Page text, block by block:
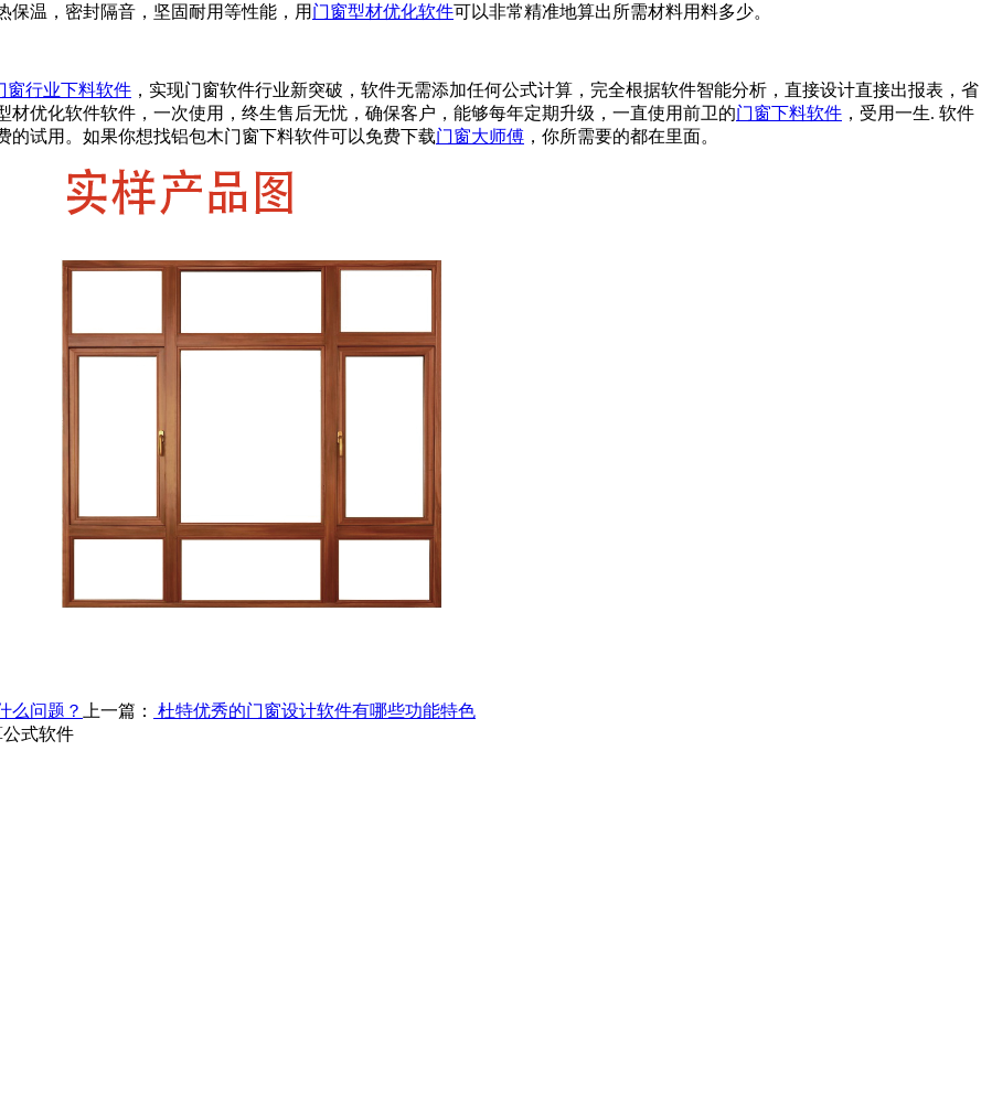
保温，密封隔音，坚固耐用等性能，用 门窗型材优化软件可以非常精准地算出所需材料用料多少。
窗行业下料软件 ，实现门窗软件行业新突破，软件无需添加任何公式计算，完全根据软件智能分析，直接设计直接出报表，省
材优化软件软件，一次使用，终生售后无忧，确保客户，能够每年定期升级，一直使用前卫的门窗下料软件 ，受用一生. 软件
的试用。如果你想找铝包木门窗下料软件可以免费下载门窗大师傅 ，你所需要的都在里面。
么问题？ 上一篇：
杜特优秀的门窗设计软件有哪些功能特色
式软件